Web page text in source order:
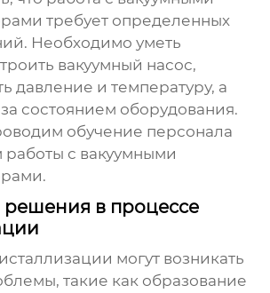
требует определенных
Необходимо уметь
вакуумный насос,
давление и температуру, а
состоянием оборудования.
обучение персонала
с вакуумными
в процессе
могут возникать
такие как образование